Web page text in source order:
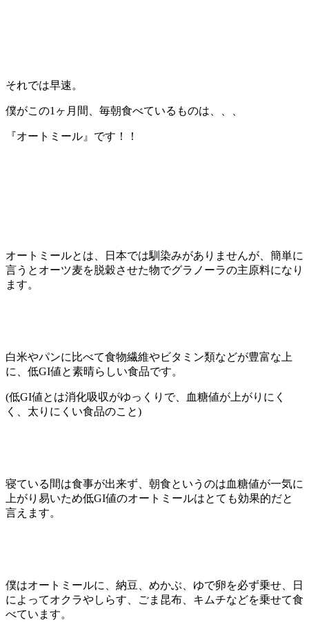
それでは早速。
僕がこの1ヶ月間、毎朝食べているものは、、、
『オートミール』です！！
オートミールとは、日本では馴染みがありませんが、簡単に
言うとオーツ麦を脱穀させた物でグラノーラの主原料になり
ます。
白米やパンに比べて食物繊維やビタミン類などが豊富な上
に、低GI値と素晴らしい食品です。
(低GI値とは消化吸収がゆっくりで、血糖値が上がりにく
く、太りにくい食品のこと)
寝ている間は食事が出来ず、朝食というのは血糖値が一気に
上がり易いため低GI値のオートミールはとても効果的だと
言えます。
僕はオートミールに、納豆、めかぶ、ゆで卵を必ず乗せ、日
によってオクラやしらす、ごま昆布、キムチなどを乗せて食
べています。